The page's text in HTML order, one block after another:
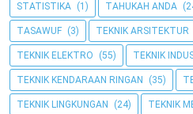
STATISTIKA (1) TAHUKAH ANDA
TASAWUF (3) TEKNIK ARSITEKTUR
TEKNIK ELEKTRO (55) TEKNIK
TEKNIK KENDARAAN RINGAN (35)
TEKNIK LINGKUNGAN (24) TEKNIK